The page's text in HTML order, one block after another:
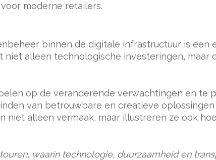
moderne retailers.
binnen de digitale infrastructuur is een
niet alleen technologische investeringen,
op de veranderende verwachtingen en te
van betrouwbare en creatieve
niet alleen vermaak, maar illustreren ze ook
waarin technologie, duurzaamheid en